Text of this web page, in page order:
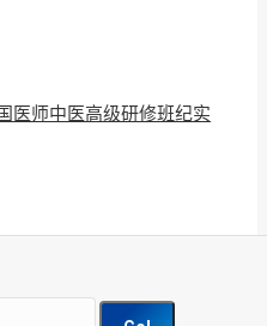
医师中医高级研修班纪实